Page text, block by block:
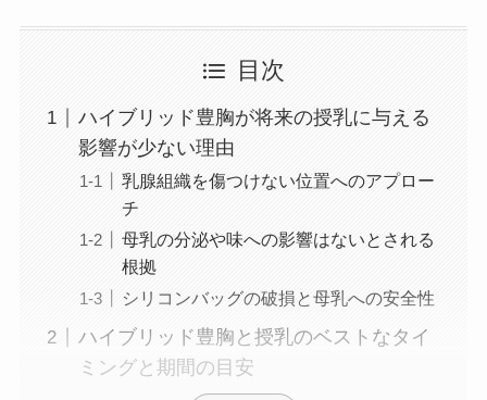
目次
ハイブリッド豊胸が将来の授乳に与える
影響が少ない理由
乳腺組織を傷つけない位置へのアプロー
チ
母乳の分泌や味への影響はないとされる
根拠
シリコンバッグの破損と母乳への安全性
ハイブリッド豊胸と授乳のベストなタイ
ミングと期間の目安